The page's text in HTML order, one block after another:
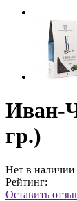
Иван-
гр.)
Нет в наличии
Рейтинг:
Оставить